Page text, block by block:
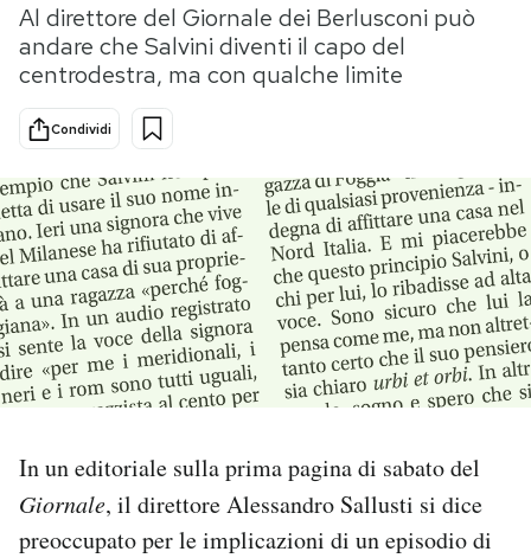
Tecnologia
Internet
Scienza
Cultura
Economia
Sport
Storie/Idee
Ok Boomer!
Media
Mondiali calcio 2026
PODCAST
NEWSLETTER
Al direttore del Giornale dei Berlusconi può
andare che Salvini diventi il capo del
centrodestra, ma con qualche limite
Condividi
In un editoriale sulla prima pagina di sabato del
Giornale, il direttore Alessandro Sallusti si dice
preoccupato per le implicazioni di un episodio di